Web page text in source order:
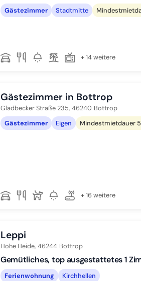
Gästezimmer Stadtmitte
+ 14 weitere
Gästezimmer in Bottrop
Gladbecker Straße 235, 46240 Bottrop
Gästezimmer
Eigen Mindestmietdauer
+ 16 weitere
Leppi
Hohe Heide, 46244 Bottrop
Gemütliches, top ausgestattetes 1
Ferienwohnung Kirchhellen